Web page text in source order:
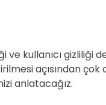
kullanıcı gizliliği
açısından çok
anlatacağız.